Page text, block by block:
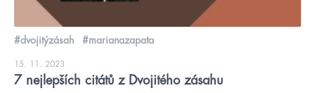
#dvojitýzásah #marianazapata
15. 11. 2023
7 nejlepších citátů z Dvojitého zásahu